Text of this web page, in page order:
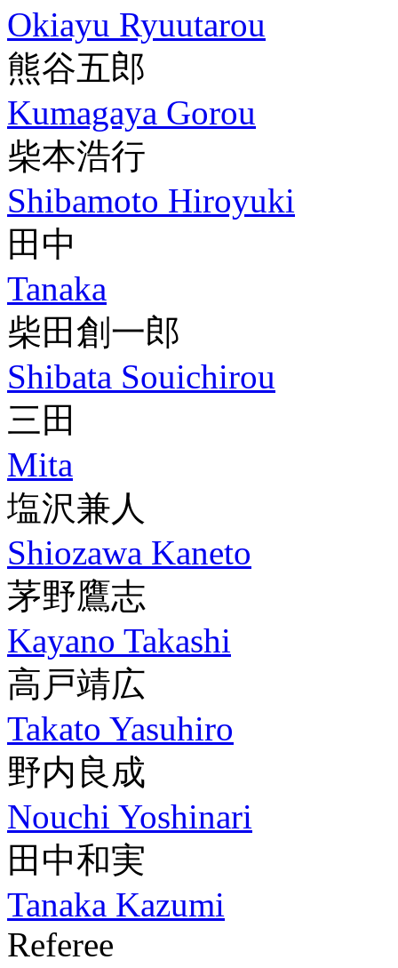
Okiayu Ryuutarou
熊谷五郎
Kumagaya Gorou
柴本浩行
Shibamoto Hiroyuki
田中
Tanaka
柴田創一郎
Shibata Souichirou
三田
Mita
塩沢兼人
Shiozawa Kaneto
茅野鷹志
Kayano Takashi
高戸靖広
Takato Yasuhiro
野内良成
Nouchi Yoshinari
田中和実
Tanaka Kazumi
Referee